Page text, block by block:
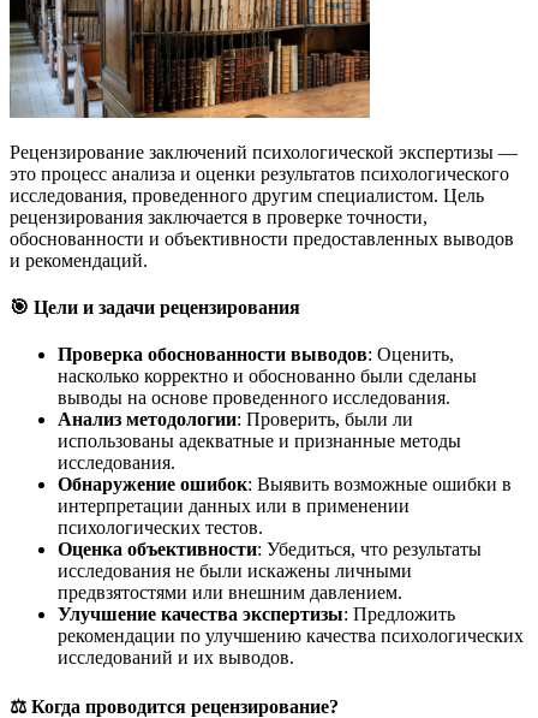
Рецензирование заключений психологической экспертизы —
это процесс анализа и оценки результатов психологического
исследования, проведенного другим специалистом. Цель
рецензирования заключается в проверке точности,
обоснованности и объективности предоставленных выводов
и рекомендаций.
🎯 Цели и задачи рецензирования
Проверка обоснованности выводов: Оценить,
насколько корректно и обоснованно были сделаны
выводы на основе проведенного исследования.
Анализ методологии: Проверить, были ли
использованы адекватные и признанные методы
исследования.
Обнаружение ошибок: Выявить возможные ошибки в
интерпретации данных или в применении
психологических тестов.
Оценка объективности: Убедиться, что результаты
исследования не были искажены личными
предвзятостями или внешним давлением.
Улучшение качества экспертизы: Предложить
рекомендации по улучшению качества психологических
исследований и их выводов.
⚖️ Когда проводится рецензирование?